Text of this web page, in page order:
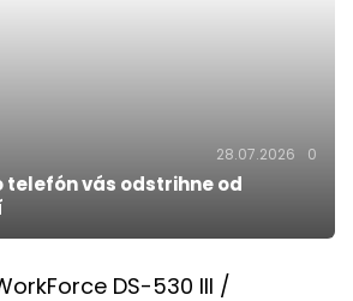
28.07.2026 0
vás odstrihne od